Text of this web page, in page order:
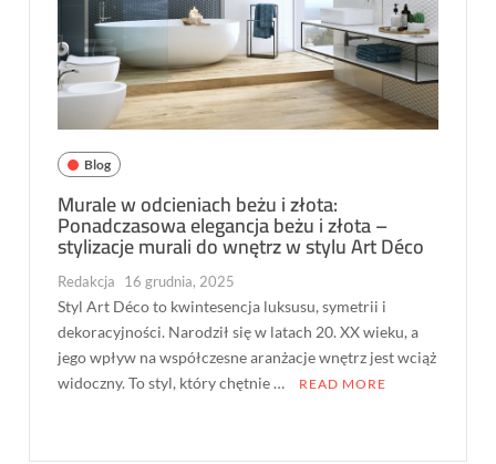
Blog
Murale w odcieniach beżu i złota:
Ponadczasowa elegancja beżu i złota –
stylizacje murali do wnętrz w stylu Art Déco
Redakcja 16 grudnia, 2025
Styl Art Déco to kwintesencja luksusu, symetrii i
dekoracyjności. Narodził się w latach 20. XX wieku, a
jego wpływ na współczesne aranżacje wnętrz jest wciąż
widoczny. To styl, który chętnie …
READ MORE